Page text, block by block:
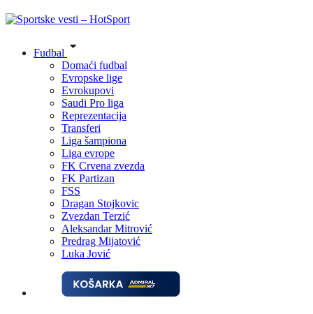
Fudbal
Domaći fudbal
Evropske lige
Evrokupovi
Saudi Pro liga
Reprezentacija
Transferi
Liga šampiona
Liga evrope
FK Crvena zvezda
FK Partizan
FSS
Dragan Stojkovic
Zvezdan Terzić
Aleksandar Mitrović
Predrag Mijatović
Luka Jović